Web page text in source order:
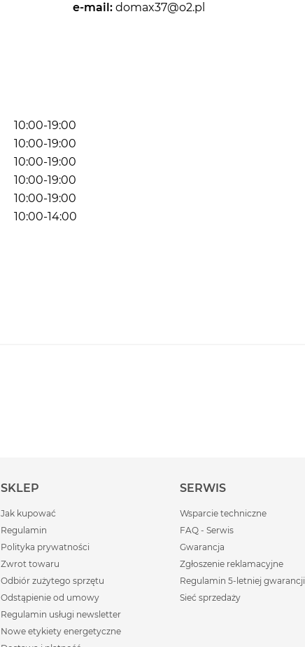
e-mail: domax37@o2.pl
10:00-19:00
10:00-19:00
10:00-19:00
10:00-19:00
10:00-19:00
10:00-14:00
SKLEP
Jak kupować
Regulamin
Polityka prywatności
Zwrot towaru
Odbiór zużytego sprzętu
Odstąpienie od umowy
Regulamin usługi newsletter
Nowe etykiety energetyczne
SERWIS
Wsparcie techniczne
FAQ - Serwis
Gwarancja
Zgłoszenie reklamacyjne
Regulamin 5-letniej gwarancji
Sieć sprzedaży